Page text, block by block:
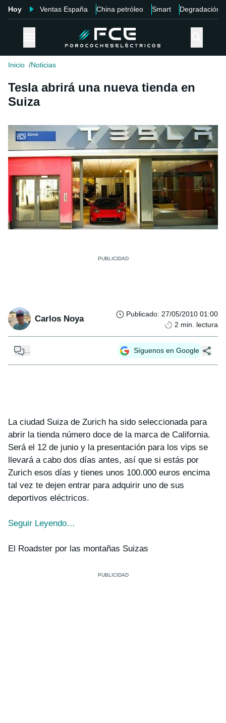
Hoy Ventas España China petróleo Smart Degradación
Inicio Noticias
Tesla abrirá una nueva tienda en
Suiza
Carlos Noya Publicado: 27/05/2010 01:00
2 min. lectura
... Síguenos en Google
La ciudad Suiza de Zurich ha sido seleccionada para
abrir la tienda número doce de la marca de California.
Será el 12 de junio y la presentación para los vips se
llevará a cabo dos días antes, así que si estás por
Zurich esos días y tienes unos 100.000 euros encima
tal vez te dejen entrar para adquirir uno de sus
deportivos eléctricos.
Seguir Leyendo…
El Roadster por las montañas Suizas